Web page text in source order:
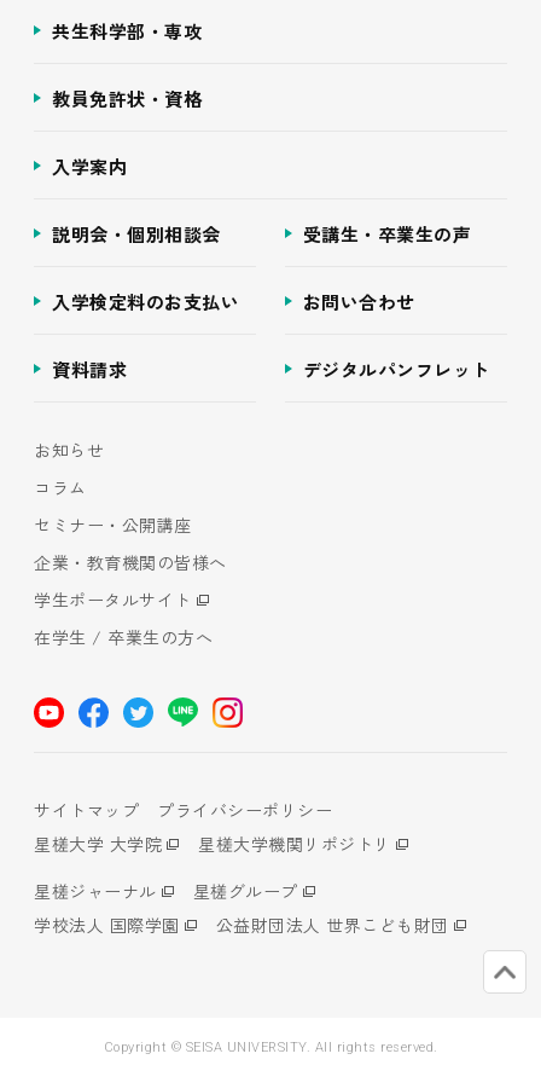
共生科学部・専攻
教員免許状・資格
入学案内
説明会・個別相談会 受講生・卒業生の声
入学検定料のお支払い お問い合わせ
資料請求 デジタルパンフレット
お知らせ
コラム
セミナー・公開講座
企業・教育機関の皆様へ
学生ポータルサイト
在学生 / 卒業生の方へ
サイトマップ
プライバシーポリシー
星槎大学 大学院
星槎大学機関リポジトリ
星槎ジャーナル
星槎グループ
学校法人 国際学園
公益財団法人 世界こども財団
Copyright © SEISA UNIVERSITY. All rights reserved.